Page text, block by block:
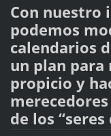
Con nuestro
podemos
calendarios
un plan para
propicio y
de los “seres